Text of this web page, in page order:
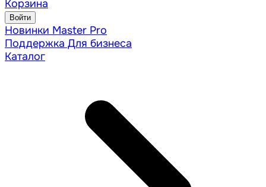
Корзина
Войти
Новинки Master Pro
Поддержка Для бизнеса
Каталог